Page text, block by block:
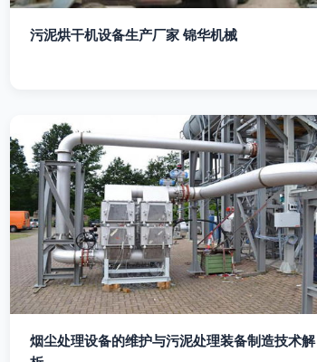
污泥烘干机设备生产厂家 锦华机械
烟尘处理设备的维护与污泥处理装备制造技术解